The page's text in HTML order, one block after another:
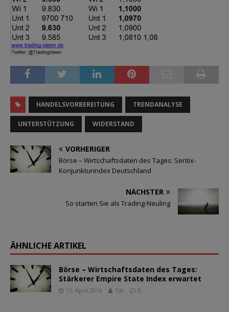
HANDELSVORBEREITUNG TRENDANALYSE
UNTERSTÜTZUNG WIDERSTAND
VORHERIGER
Börse – Wirtschaftsdaten des Tages: Sentix-
Konjunkturindex Deutschland
NÄCHSTER
So starten Sie als Trading-Neuling
ÄHNLICHE ARTIKEL
Börse – Wirtschaftsdaten des Tages:
Stärkerer Empire State Index erwartet
15. April 2016 Till 0